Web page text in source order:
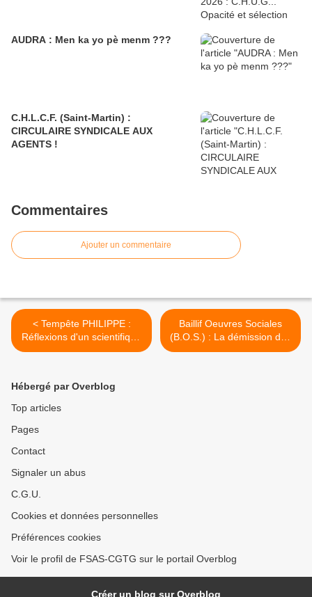
AUDRA : Men ka yo pè menm ???
C.H.L.C.F. (Saint-Martin) :
CIRCULAIRE SYNDICALE AUX
AGENTS !
Commentaires
Ajouter un commentaire
< Tempête PHILIPPE :
Réflexions d'un scientifique
de terrain !
Baillif Oeuvres Sociales
(B.O.S.) : La démission des
élus FSAS-CGTG au
Hébergé par Overblog
Top articles
Pages
Contact
Signaler un abus
C.G.U.
Cookies et données personnelles
Préférences cookies
Voir le profil de FSAS-CGTG sur le portail Overblog
Créer un blog sur Overblog